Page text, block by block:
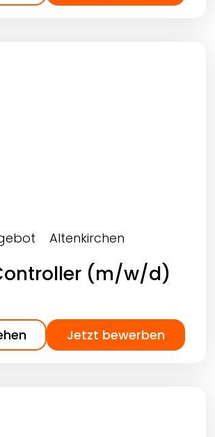
Altenkirchen
(m/w/d)
Jetzt bewerben